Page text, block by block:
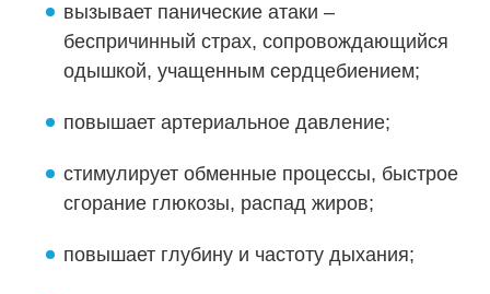
вызывает панические атаки –
беспричинный страх, сопровождающийся
одышкой, учащенным сердцебиением;
повышает артериальное давление;
стимулирует обменные процессы, быстрое
сгорание глюкозы, распад жиров;
повышает глубину и частоту дыхания;